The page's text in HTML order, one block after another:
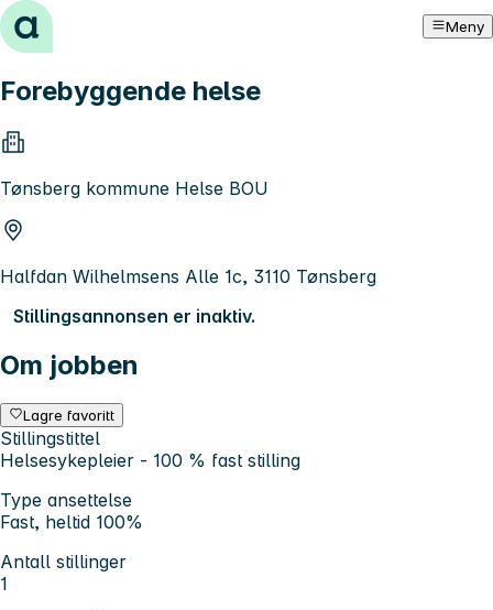
Hopp til innhold Meny
Forebyggende helse
Tønsberg kommune Helse BOU
Halfdan Wilhelmsens Alle 1c, 3110 Tønsberg
Stillingsannonsen er inaktiv.
Om jobben
Lagre favoritt
Stillingstittel
Helsesykepleier - 100 % fast stilling
Type ansettelse
Fast, heltid 100%
Antall stillinger
1